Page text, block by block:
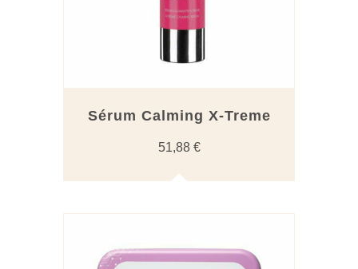
Sérum Calming X-Treme
51,88 €